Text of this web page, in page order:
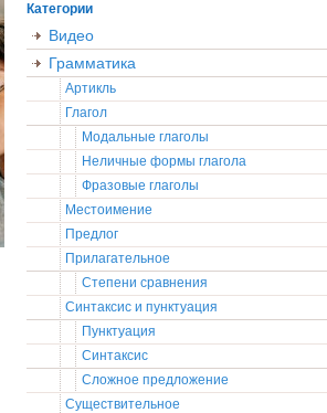
Категории
Видео
Грамматика
Артикль
Глагол
Модальные глаголы
Неличные формы глагола
Фразовые глаголы
Местоимение
Предлог
Прилагательное
Степени сравнения
Синтаксис и пунктуация
Пунктуация
Синтаксис
Сложное предложение
Существительное